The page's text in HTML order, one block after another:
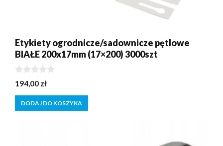
Etykiety ogrodnicze/sadownicze pętlowe
BIAŁE 200x17mm (17×200) 3000szt
0
z
5
194,00 zł
DODAJ DO KOSZYKA